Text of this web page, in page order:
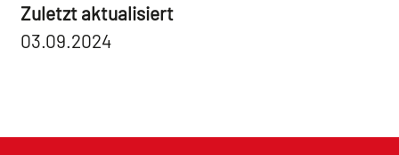
Zuletzt aktualisiert
03.09.2024